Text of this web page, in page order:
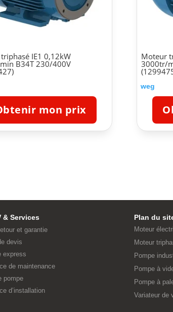
IE1 0,12kW
B34T 230/400V
mon prix
Moteur
3000tr/
weg
& Services
et garantie
devis
express
de maintenance
pompe
d’installation
Plan du
Moteur
Moteur
Pompe
Pompe à
Pompe à
Variateur de